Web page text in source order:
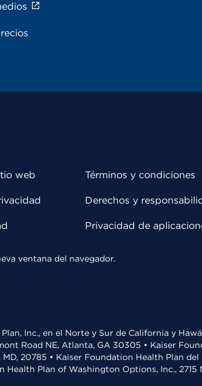
web Términos y condiciones
Derechos y
Privacidad de
ventana del navegador.
Inc., en el Norte y Sur de California y
Road NE, Atlanta, GA 30305 • Kaiser
20785 • Kaiser Foundation Health Plan
Plan of Washington Options, Inc., 2715